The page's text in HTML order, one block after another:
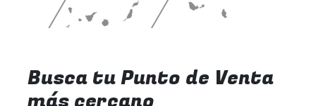
Busca tu Punto de Venta